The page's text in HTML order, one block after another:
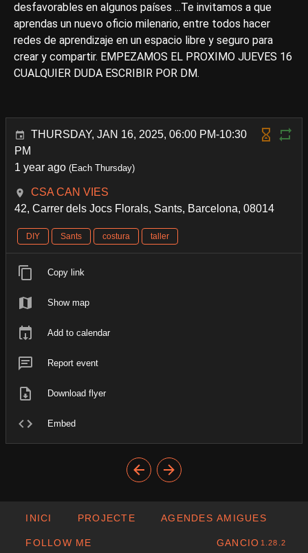
desfavorables en algunos países ...Te invitamos a que
aprendas un nuevo oficio milenario, entre todos hacer
redes de aprendizaje en un espacio libre y seguro para
crear y compartir. EMPEZAMOS EL PROXIMO JUEVES 16
CUALQUIER DUDA ESCRIBIR POR DM.
THURSDAY, JAN 16, 2025, 06:00 PM-10:30
PM
1 year ago (Each Thursday)
CSA CAN VIES
42, Carrer dels Jocs Florals, Sants, Barcelona, 08014
DIY Sants costura taller
Copy link
Show map
Add to calendar
Report event
Download flyer
Embed
INICI PROJECTE AGENDES AMIGUES
FOLLOW ME GANCIO 1.28.2